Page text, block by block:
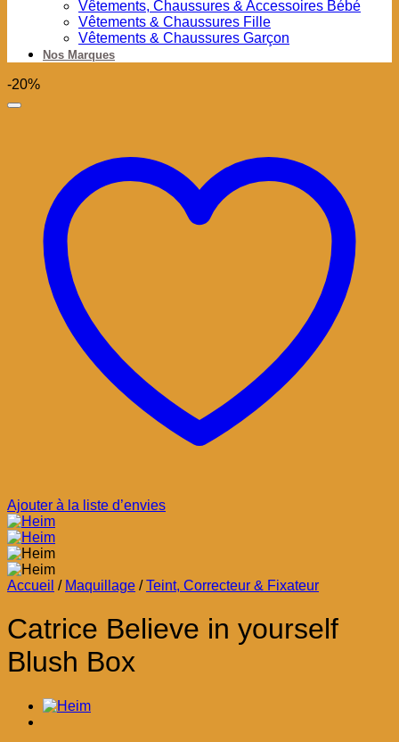
Vêtements, Chaussures & Accessoires Bébé
Vêtements & Chaussures Fille
Vêtements & Chaussures Garçon
Nos Marques
-20%
Ajouter à la liste d’envies
Accueil / Maquillage / Teint, Correcteur & Fixateur
Catrice Believe in yourself
Blush Box